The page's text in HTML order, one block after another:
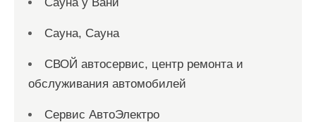
Сауна, Сауна
СВОЙ автосервис, центр ремонта и
обслуживания автомобилей
Сервис АвтоЭлектро